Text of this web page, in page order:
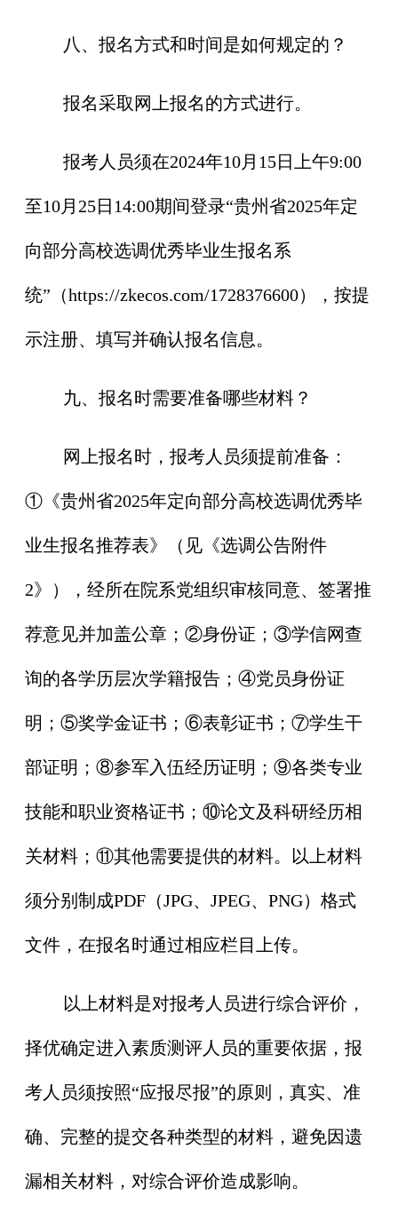
八、报名方式和时间是如何规定的？
报名采取网上报名的方式进行。
报考人员须在2024年10月15日上午9:00
至10月25日14:00期间登录“贵州省2025年定
向部分高校选调优秀毕业生报名系
统”（https://zkecos.com/1728376600），按提
示注册、填写并确认报名信息。
九、报名时需要准备哪些材料？
网上报名时，报考人员须提前准备：
①《贵州省2025年定向部分高校选调优秀毕
业生报名推荐表》（见《选调公告附件
2》），经所在院系党组织审核同意、签署推
荐意见并加盖公章；②身份证；③学信网查
询的各学历层次学籍报告；④党员身份证
明；⑤奖学金证书；⑥表彰证书；⑦学生干
部证明；⑧参军入伍经历证明；⑨各类专业
技能和职业资格证书；⑩论文及科研经历相
关材料；⑪其他需要提供的材料。以上材料
须分别制成PDF（JPG、JPEG、PNG）格式
文件，在报名时通过相应栏目上传。
以上材料是对报考人员进行综合评价，
择优确定进入素质测评人员的重要依据，报
考人员须按照“应报尽报”的原则，真实、准
确、完整的提交各种类型的材料，避免因遗
漏相关材料，对综合评价造成影响。